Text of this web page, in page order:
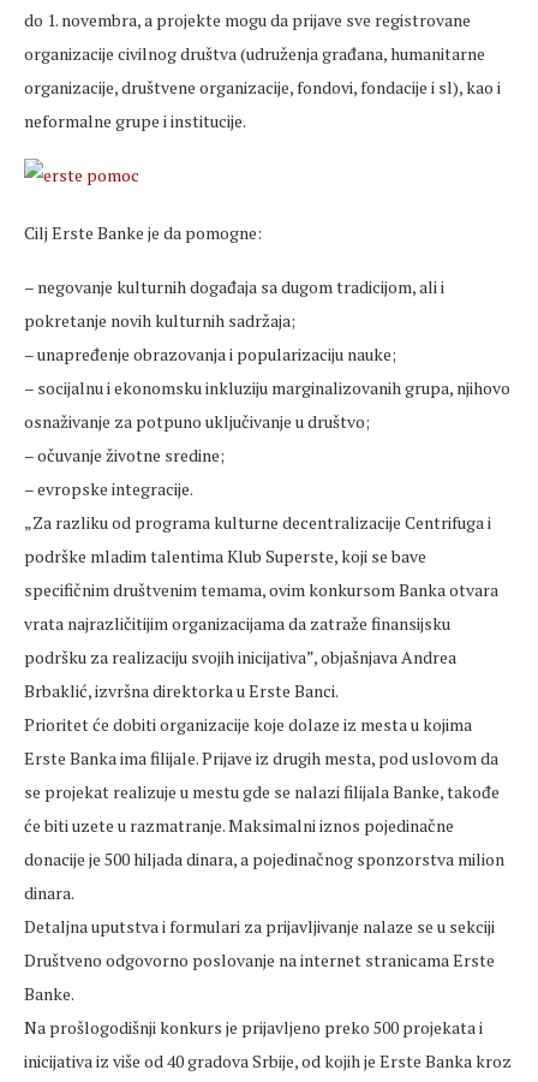
do 1. novembra, a projekte mogu da prijave sve registrovane
organizacije civilnog društva (udruženja građana, humanitarne
organizacije, društvene organizacije, fondovi, fondacije i sl), kao i
neformalne grupe i institucije.
Cilj Erste Banke je da pomogne:
– negovanje kulturnih događaja sa dugom tradicijom, ali i
pokretanje novih kulturnih sadržaja;
– unapređenje obrazovanja i popularizaciju nauke;
– socijalnu i ekonomsku inkluziju marginalizovanih grupa, njihovo
osnaživanje za potpuno uključivanje u društvo;
– očuvanje životne sredine;
– evropske integracije.
„Za razliku od programa kulturne decentralizacije Centrifuga i
podrške mladim talentima Klub Superste, koji se bave
specifičnim društvenim temama, ovim konkursom Banka otvara
vrata najrazličitijim organizacijama da zatraže finansijsku
podršku za realizaciju svojih inicijativa”, objašnjava Andrea
Brbaklić, izvršna direktorka u Erste Banci.
Prioritet će dobiti organizacije koje dolaze iz mesta u kojima
Erste Banka ima filijale. Prijave iz drugih mesta, pod uslovom da
se projekat realizuje u mestu gde se nalazi filijala Banke, takođe
će biti uzete u razmatranje. Maksimalni iznos pojedinačne
donacije je 500 hiljada dinara, a pojedinačnog sponzorstva milion
dinara.
Detaljna uputstva i formulari za prijavljivanje nalaze se u sekciji
Društveno odgovorno poslovanje na internet stranicama Erste
Banke.
Na prošlogodišnji konkurs je prijavljeno preko 500 projekata i
inicijativa iz više od 40 gradova Srbije, od kojih je Erste Banka kroz